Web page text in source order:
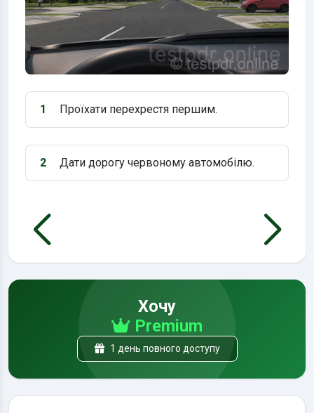
Варіант 1:
1 Проїхати перехрестя першим.
Варіант 2:
2 Дати дорогу червоному автомобілю.
Хочу
Premium
1 день повного доступу